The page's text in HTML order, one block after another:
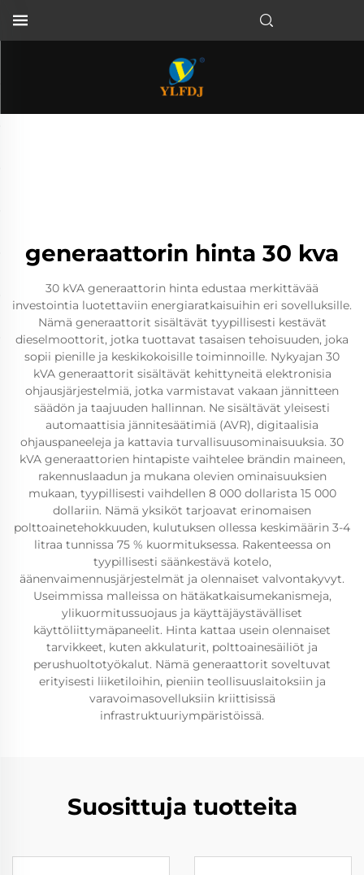
generaattorin hinta 30 kva
30 kVA generaattorin hinta edustaa merkittävää
investointia luotettaviin energiaratkaisuihin eri sovelluksille.
Nämä generaattorit sisältävät tyypillisesti kestävät
dieselmoottorit, jotka tuottavat tasaisen tehoisuuden, joka
sopii pienille ja keskikokoisille toiminnoille. Nykyajan 30
kVA generaattorit sisältävät kehittyneitä elektronisia
ohjausjärjestelmiä, jotka varmistavat vakaan jännitteen
säädön ja taajuuden hallinnan. Ne sisältävät yleisesti
automaattisia jännitesäätimiä (AVR), digitaalisia
ohjauspaneeleja ja kattavia turvallisuusominaisuuksia. 30
kVA generaattorien hintapiste vaihtelee brändin maineen,
rakennuslaadun ja mukana olevien ominaisuuksien
mukaan, tyypillisesti vaihdellen 8 000 dollarista 15 000
dollariin. Nämä yksiköt tarjoavat erinomaisen
polttoainetehokkuuden, kulutuksen ollessa keskimäärin 3-4
litraa tunnissa 75 % kuormituksessa. Rakenteessa on
tyypillisesti säänkestävä kotelo,
äänenvaimennusjärjestelmät ja olennaiset valvontakyvyt.
Useimmissa malleissa on hätäkatkaisumekanismeja,
ylikuormitussuojaus ja käyttäjäystävälliset
käyttöliittymäpaneelit. Hinta kattaa usein olennaiset
tarvikkeet, kuten akkulaturit, polttoainesäiliöt ja
perushuoltotyökalut. Nämä generaattorit soveltuvat
erityisesti liiketiloihin, pieniin teollisuuslaitoksiin ja
varavoimasovelluksiin kriittisissä
infrastruktuuriympäristöissä.
Suosittuja tuotteita